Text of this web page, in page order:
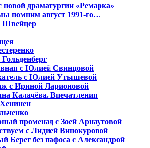
новой драматургии «Ремарка»
помним август 1991-го…
Швейцер
с Юлией Свинцовой
с Юлией Утышевой
с Ириной Ларионовой
Калачёва. Впечатления
променад с Зоей Арнаутовой
с Лидией Винокуровой
Берег без пафоса с Александрой